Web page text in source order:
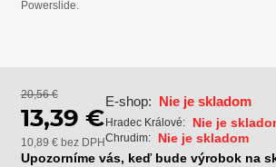
Powerslide.
20,56 €
13,39 €
10,89 € bez DPH
E-shop: Nie je skladom
Hradec Králové: Nie je
Chrudim:
Nie je skladom
Upozorníme vás, keď bude výrobok na